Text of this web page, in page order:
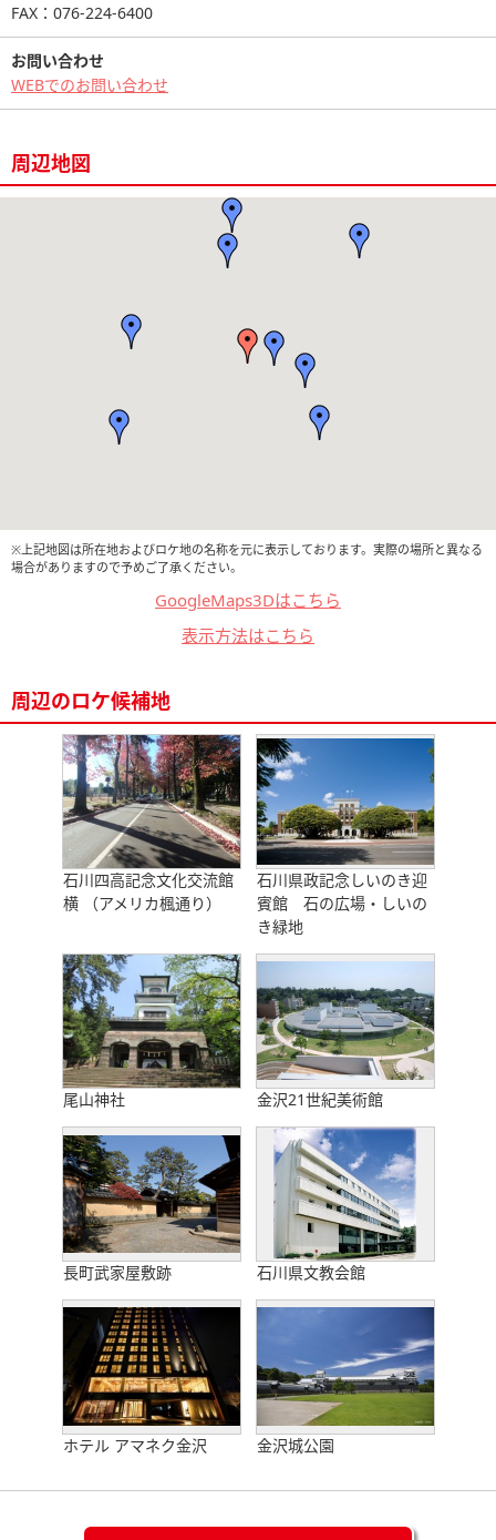
FAX：076-224-6400
お問い合わせ
WEBでのお問い合わせ
周辺地図
※上記地図は所在地およびロケ地の名称を元に表示しております。実際の場所と異なる
場合がありますので予めご了承ください。
GoogleMaps3Dはこちら
表示方法はこちら
周辺のロケ候補地
石川四高記念文化交流館
横 （アメリカ楓通り）
石川県政記念しいのき迎
賓館 石の広場・しいの
き緑地
尾山神社 金沢21世紀美術館
長町武家屋敷跡 石川県文教会館
ホテル アマネク金沢 金沢城公園